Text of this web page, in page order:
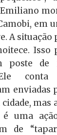
Emiliano
em
A
Isso
poste de
conta
enviadas
mas
uma
de